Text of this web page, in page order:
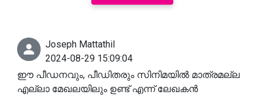
Joseph Mattathil
2024-08-29 15:09:04
ഈ പീഡനവും, പീഡിതരും സിനിമയിൽ മാത്രമല്ല
എല്ലാ മേഖലയിലും ഉണ്ട് എന്ന് ലേഖകൻ